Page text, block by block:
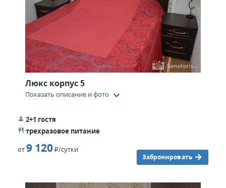
Люкс корпус 5
Показать описание и фото keyboard_arrow_down
2+1 гостя
трехразовое питание
от9 120Р/сутки
Забронировать